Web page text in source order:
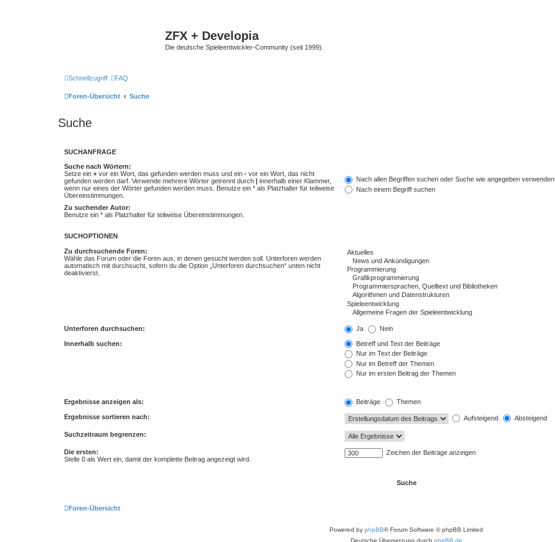
ZFX + Developia
Die deutsche Spieleentwickler-Community (seit 1999).
Schnellzugriff FAQ
Foren-Übersicht Suche
Suche
SUCHANFRAGE
Suche nach Wörtern:
Setze ein + vor ein Wort, das gefunden werden muss und ein - vor ein Wort, das nicht
gefunden werden darf. Verwende mehrere Wörter getrennt durch | innerhalb einer Klammer,
wenn nur eines der Wörter gefunden werden muss. Benutze ein * als Platzhalter für teilweise
Übereinstimmungen.
Nach allen Begriffen suchen oder Suche wie angegeben verwenden
Nach einem Begriff suchen
Zu suchender Autor:
Benutze ein * als Platzhalter für teilweise Übereinstimmungen.
SUCHOPTIONEN
Zu durchsuchende Foren:
Wähle das Forum oder die Foren aus, in denen gesucht werden soll. Unterforen werden
automatisch mit durchsucht, sofern du die Option „Unterforen durchsuchen“ unten nicht
deaktivierst.
Unterforen durchsuchen: Ja Nein
Innerhalb suchen:
Betreff und Text der Beiträge
Nur im Text der Beiträge
Nur im Betreff der Themen
Nur im ersten Beitrag der Themen
Ergebnisse anzeigen als: Beiträge Themen
Ergebnisse sortieren nach: Aufsteigend Absteigend
Suchzeitraum begrenzen:
Die ersten:
Stelle 0 als Wert ein, damit der komplette Beitrag angezeigt wird.
Zeichen der Beiträge anzeigen
Foren-Übersicht
Powered by phpBB® Forum Software © phpBB Limited
Deutsche Übersetzung durch phpBB.de